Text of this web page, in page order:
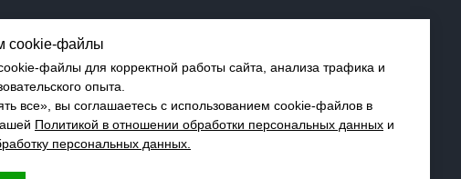
cookie-файлы
файлы для корректной работы сайта, анализа трафика и
опыта.
все», вы соглашаетесь с использованием cookie-файлов в
Политикой в отношении обработки персональных данных и
персональных данных.